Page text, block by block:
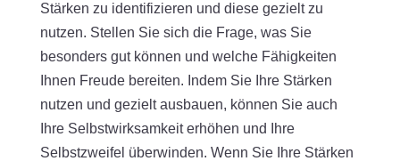
Stärken zu identifizieren und diese gezielt zu
nutzen. Stellen Sie sich die Frage, was Sie
besonders gut können und welche Fähigkeiten
Ihnen Freude bereiten. Indem Sie Ihre Stärken
nutzen und gezielt ausbauen, können Sie auch
Ihre Selbstwirksamkeit erhöhen und Ihre
Selbstzweifel überwinden. Wenn Sie Ihre Stärken